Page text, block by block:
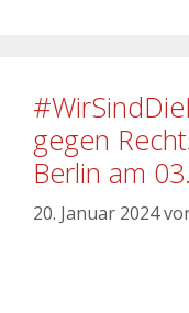
gegen
Berlin am
20. Januar 2024